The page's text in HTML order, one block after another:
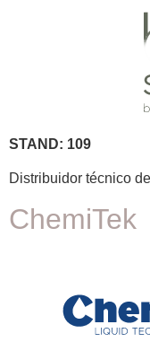
STAND: 109
Distribuidor técnico
ChemiTek